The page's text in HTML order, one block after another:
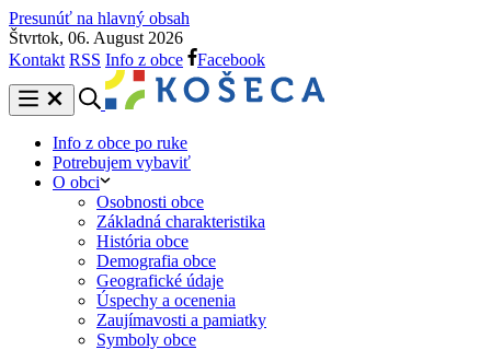
Presunúť na hlavný obsah
Štvrtok, 06. August 2026
Kontakt RSS Info z obce Facebook
Info z obce po ruke
Potrebujem vybaviť
O obci
Osobnosti obce
Základná charakteristika
História obce
Demografia obce
Geografické údaje
Úspechy a ocenenia
Zaujímavosti a pamiatky
Symboly obce